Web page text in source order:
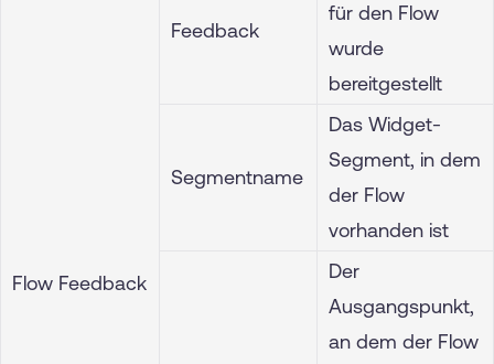
Flow Feedback
Feedback
für den Flow
wurde
bereitgestellt
Segmentname
Das Widget-
Segment, in dem
der Flow
vorhanden ist
Der
Ausgangspunkt,
an dem der Flow